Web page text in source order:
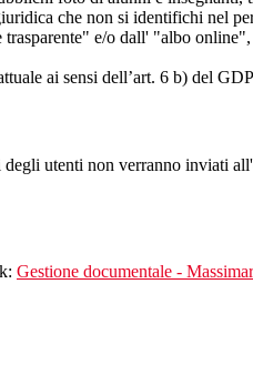
che non si identifichi nel
e/o dall' "albo
ai sensi dell’art. 6 b) del
utenti non verranno inviati
Gestione documentale -